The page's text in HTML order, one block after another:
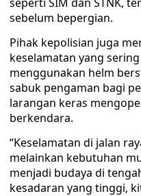
sebelum bepergian.
Pihak kepolisian juga
keselamatan yang
menggunakan helm
sabuk pengaman bagi
larangan keras
berkendara.
“Keselamatan di jalan
melainkan kebutuhan
menjadi budaya di
kesadaran yang tinggi,